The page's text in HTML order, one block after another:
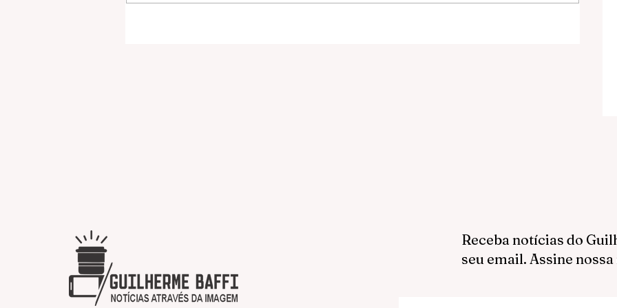
Receba notícias do
seu email. Assine